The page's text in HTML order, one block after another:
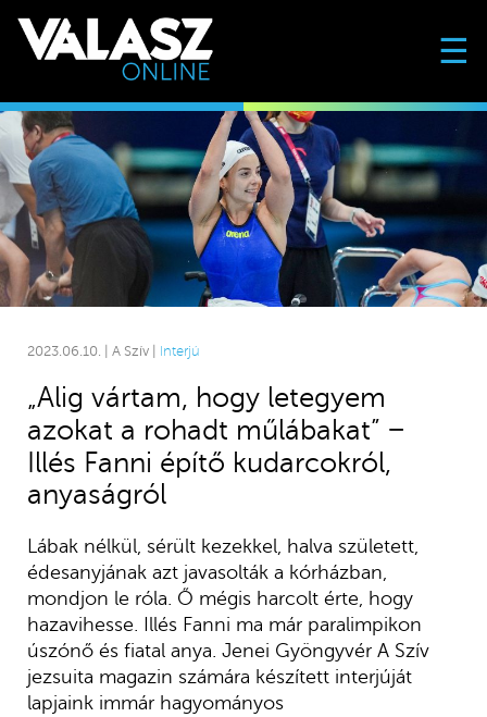
☰
2023.06.10. | A Szív | Interjú
„Alig vártam, hogy letegyem
azokat a rohadt műlábakat” −
Illés Fanni építő kudarcokról,
anyaságról
Lábak nélkül, sérült kezekkel, halva született,
édesanyjának azt javasolták a kórházban,
mondjon le róla. Ő mégis harcolt érte, hogy
hazavihesse. Illés Fanni ma már paralimpikon
úszónő és fiatal anya. Jenei Gyöngyvér A Szív
jezsuita magazin számára készített interjúját
lapjaink immár hagyományos